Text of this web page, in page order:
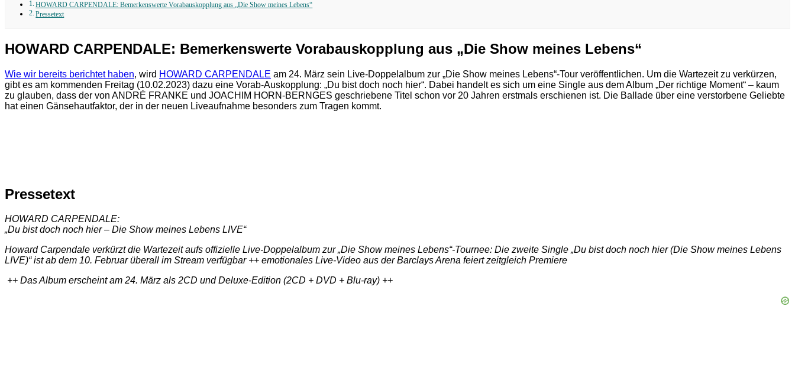
HOWARD CARPENDALE: Bemerkenswerte Vorabauskopplung aus „Die Show meines Lebens“
Pressetext
HOWARD CARPENDALE: Bemerkenswerte Vorabauskopplung aus „Die Show meines Lebens“
Wie wir bereits berichtet haben, wird HOWARD CARPENDALE am 24. März sein Live-Doppelalbum zur „Die Show meines Lebens“-Tour veröffentlichen. Um die Wartezeit zu verkürzen,
gibt es am kommenden Freitag (10.02.2023) dazu eine Vorab-Auskopplung: „Du bist doch noch hier“. Dabei handelt es sich um eine Single aus dem Album „Der richtige Moment“ – kaum
zu glauben, dass der von ANDRÉ FRANKE und JOACHIM HORN-BERNGES geschriebene Titel schon vor 20 Jahren erstmals erschienen ist. Die Ballade über eine verstorbene Geliebte
hat einen Gänsehautfaktor, der in der neuen Liveaufnahme besonders zum Tragen kommt.
Pressetext
HOWARD CARPENDALE:
„Du bist doch noch hier – Die Show meines Lebens LIVE“
Howard Carpendale verkürzt die Wartezeit aufs offizielle Live-Doppelalbum zur „Die Show meines Lebens“-Tournee: Die zweite Single „Du bist doch noch hier (Die Show meines Lebens
LIVE)“ ist ab dem 10. Februar überall im Stream verfügbar ++ emotionales Live-Video aus der Barclays Arena feiert zeitgleich Premiere
++ Das Album erscheint am 24. März als 2CD und Deluxe-Edition (2CD + DVD + Blu-ray) ++